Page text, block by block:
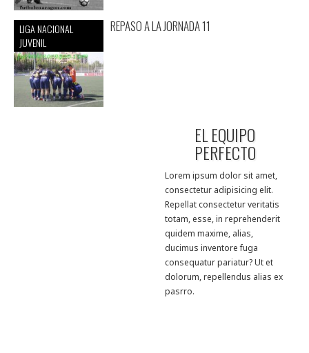
LIGA NACIONAL
JUVENIL
REPASO A LA JORNADA 11
EL EQUIPO
PERFECTO
Lorem ipsum dolor sit amet,
consectetur adipisicing elit.
Repellat consectetur veritatis
totam, esse, in reprehenderit
quidem maxime, alias,
ducimus inventore fuga
consequatur pariatur? Ut et
dolorum, repellendus alias ex
pasrro.